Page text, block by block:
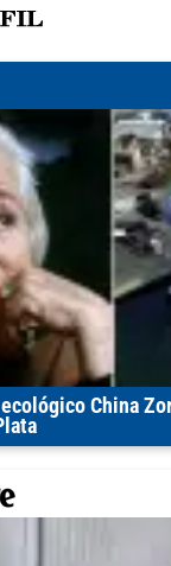
China